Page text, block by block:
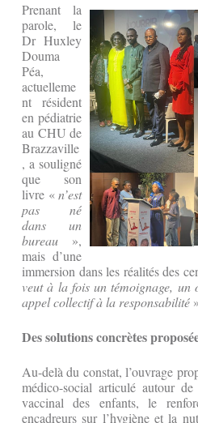
Prenant la
parole, le
Dr Huxley
Douma
Péa,
actuelleme
nt résident
en pédiatrie
au CHU de
Brazzaville
, a souligné
que son
livre «n’est
pas né
dans un
bureau »,
mais d’une
immersion dans les réalités des
veut à la fois un témoignage, un
appel collectif à la responsabilité
Des solutions concrètes
Au-delà du constat, l’ouvrage
médico-social articulé autour
vaccinal des enfants, le
encadreurs sur l’hygiène et la